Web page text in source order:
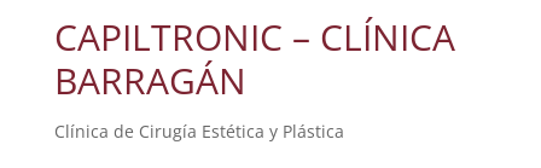
CAPILTRONIC – CLÍNICA
BARRAGÁN
Clínica de Cirugía Estética y Plástica